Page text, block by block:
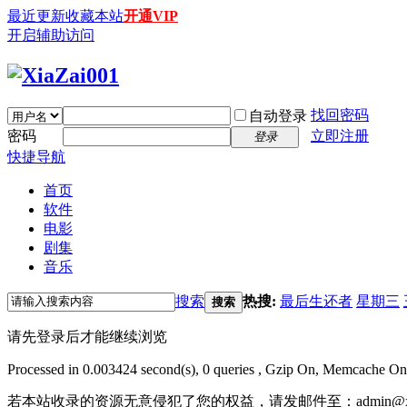
最近更新收藏本站开通VIP
开启辅助访问
自动登录 找回密码
密码
登录
立即注册
快捷导航
首页
软件
电影
剧集
音乐
搜索 搜索 热搜: 最后生还者 星期三
请先登录后才能继续浏览
Processed in 0.003424 second(s), 0 queries , Gzip On, Memcache
若本站收录的资源无意侵犯了您的权益，请发邮件至：